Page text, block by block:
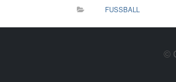
FUSSBALL
©